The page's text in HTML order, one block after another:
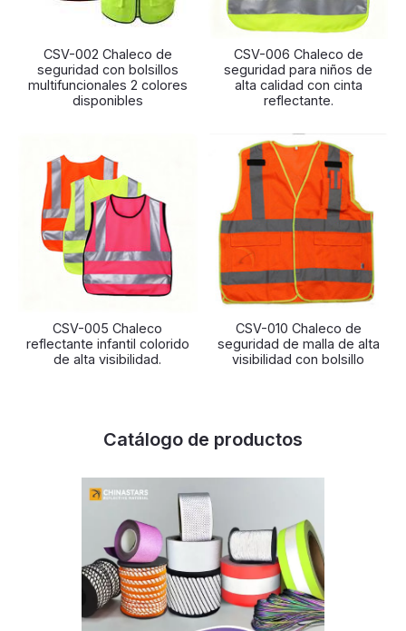
CSV-002 Chaleco de
seguridad con bolsillos
multifuncionales 2 colores
disponibles
CSV-006 Chaleco de
seguridad para niños de
alta calidad con cinta
reflectante.
CSV-005 Chaleco
reflectante infantil colorido
de alta visibilidad.
CSV-010 Chaleco de
seguridad de malla de alta
visibilidad con bolsillo
Catálogo de productos